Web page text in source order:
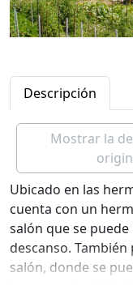
Descripción
Mostrar la
Ubicado en las
cuenta con un
salón que se
descanso.
salón, donde se
la zona y el café